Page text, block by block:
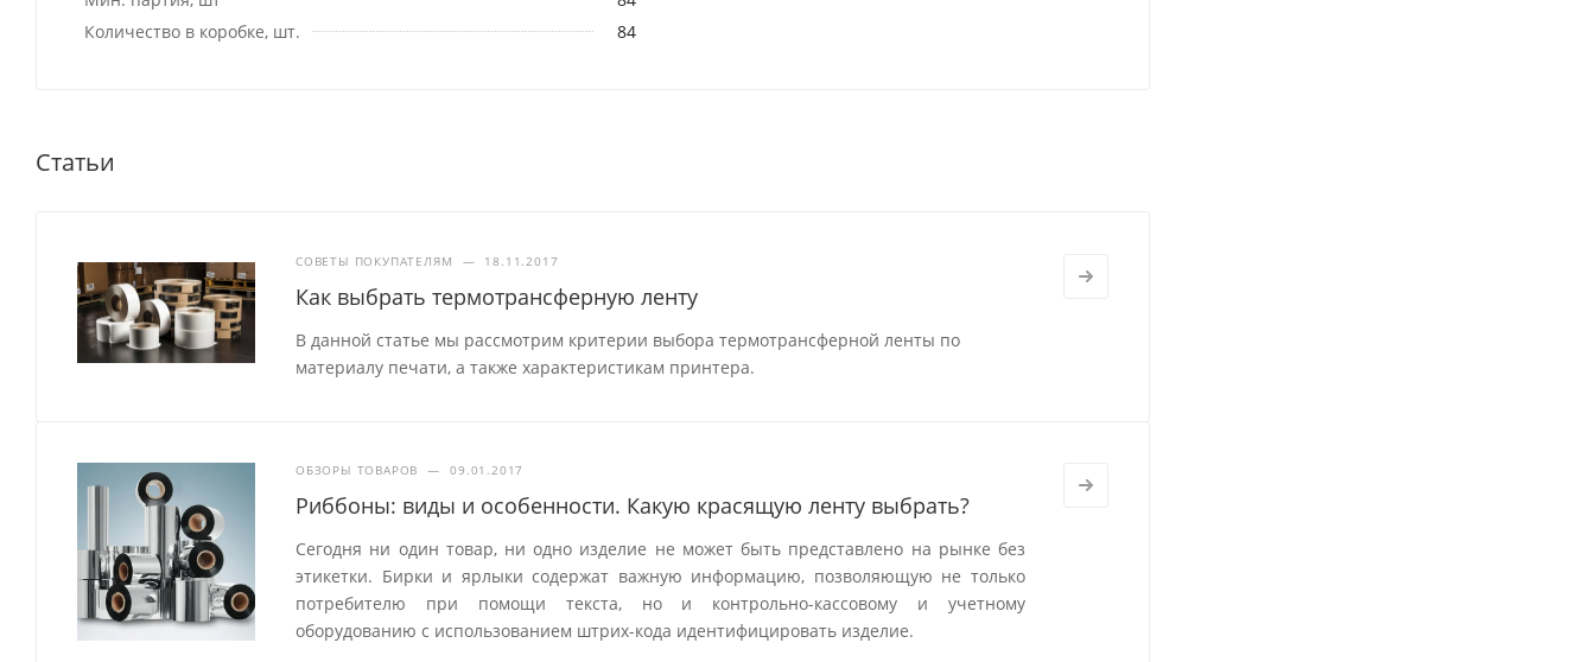
Количество в коробке, шт.
84
Статьи
СОВЕТЫ ПОКУПАТЕЛЯМ — 18.11.2017
Как выбрать термотрансферную ленту
В данной статье мы рассмотрим критерии выбора термотрансферной ленты по
материалу печати, а также характеристикам принтера.
ОБЗОРЫ ТОВАРОВ — 09.01.2017
Риббоны: виды и особенности. Какую красящую ленту выбрать?
Сегодня ни один товар, ни одно изделие не может быть представлено на рынке без
этикетки. Бирки и ярлыки содержат важную информацию, позволяющую не только
потребителю при помощи текста, но и контрольно-кассовому и учетному
оборудованию с использованием штрих-кода идентифицировать изделие.